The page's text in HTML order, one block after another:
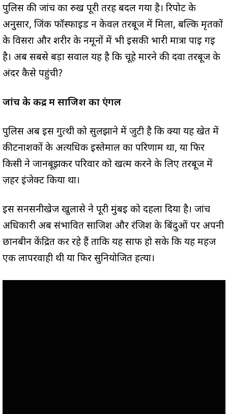
पुलिस की जांच का रुख पूरी तरह बदल गया है। रिपोर्ट के
अनुसार, जिंक फॉस्फाइड न केवल तरबूज में मिला, बल्कि मृतकों
के विसरा और शरीर के नमूनों में भी इसकी भारी मात्रा पाई गई
है। अब सबसे बड़ा सवाल यह है कि चूहे मारने की दवा तरबूज के
अंदर कैसे पहुंची?
जांच के केंद्र में साजिश का एंगल
पुलिस अब इस गुत्थी को सुलझाने में जुटी है कि क्या यह खेत में
कीटनाशकों के अत्यधिक इस्तेमाल का परिणाम था, या फिर
किसी ने जानबूझकर परिवार को खत्म करने के लिए तरबूज में
ज़हर इंजेक्ट किया था।
इस सनसनीखेज खुलासे ने पूरी मुंबई को दहला दिया है। जांच
अधिकारी अब संभावित साजिश और रंजिश के बिंदुओं पर अपनी
छानबीन केंद्रित कर रहे हैं ताकि यह साफ हो सके कि यह महज
एक लापरवाही थी या फिर सुनियोजित हत्या।